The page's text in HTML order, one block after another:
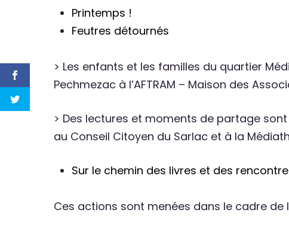
Printemps !
Feutres détournés
> Les enfants et les familles du quartier
Pechmezac à l’AFTRAM – Maison des
> Des lectures et moments de partage
au Conseil Citoyen du Sarlac et à la
Sur le chemin des livres et des
Ces actions sont menées dans le cadre de